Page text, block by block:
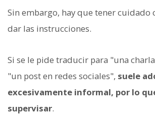
Sin embargo, hay que tener cuidado
dar las instrucciones.
Si se le pide traducir para "una
"un post en redes sociales", suele
excesivamente informal, por lo
supervisar.